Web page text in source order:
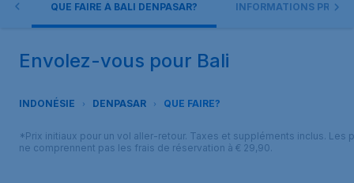
QUE FAIRE À BALI DENPASAR? INFORMATIONS
Envolez-vous pour Bali
INDONÉSIE DENPASAR QUE FAIRE?
*Prix initiaux pour un vol aller-retour. Taxes et suppléments inclus. Les
ne comprennent pas les frais de réservation à € 29,90.